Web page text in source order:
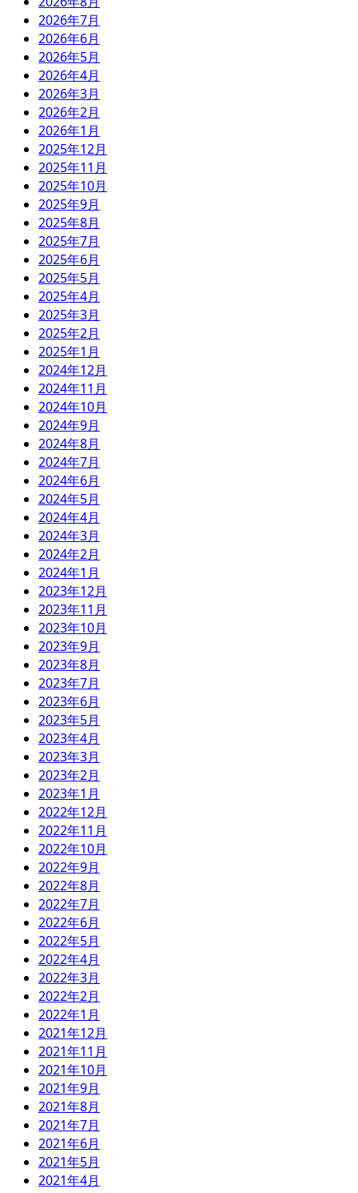
2026年7月
2026年6月
2026年5月
2026年4月
2026年3月
2026年2月
2026年1月
2025年12月
2025年11月
2025年10月
2025年9月
2025年8月
2025年7月
2025年6月
2025年5月
2025年4月
2025年3月
2025年2月
2025年1月
2024年12月
2024年11月
2024年10月
2024年9月
2024年8月
2024年7月
2024年6月
2024年5月
2024年4月
2024年3月
2024年2月
2024年1月
2023年12月
2023年11月
2023年10月
2023年9月
2023年8月
2023年7月
2023年6月
2023年5月
2023年4月
2023年3月
2023年2月
2023年1月
2022年12月
2022年11月
2022年10月
2022年9月
2022年8月
2022年7月
2022年6月
2022年5月
2022年4月
2022年3月
2022年2月
2022年1月
2021年12月
2021年11月
2021年10月
2021年9月
2021年8月
2021年7月
2021年6月
2021年5月
2021年4月